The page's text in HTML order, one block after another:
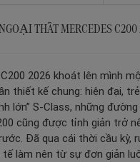
THẤT MERCEDES C200
2026 khoát lên mình
thiết kế chung: hiện đại,
lớn” S-Class, những
cũng được tỉnh giản trở
Đã qua cái thời cầu kỳ,
làm nên từ sự đơn giản